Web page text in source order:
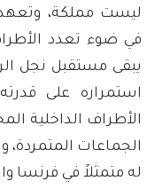
ليست مملكة،
في ضوء تعدد
يبقى مستقبل نجل
استمراره على
الأطراف الداخلية
الجماعات
له متمثلاً في فرنسا